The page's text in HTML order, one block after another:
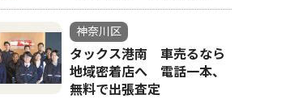
神奈川区
タックス港南 車売るなら
地域密着店へ 電話一本、
無料で出張査定